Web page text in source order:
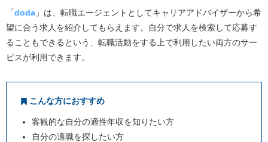
「doda」は、転職エージェントとしてキャリアアドバイザーから希
望に合う求人を紹介してもらえます。自分で求人を検索して応募す
ることもできるという、転職活動をする上で利用したい両方のサー
ビスが利用できます。
こんな方におすすめ
客観的な自分の適性年収を知りたい方
自分の適職を探したい方